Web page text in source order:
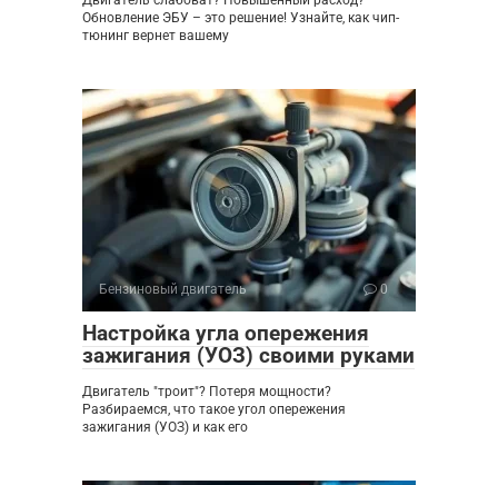
Обновление ЭБУ – это решение! Узнайте, как чип-
тюнинг вернет вашему
Бензиновый двигатель 0
Настройка угла опережения
зажигания (УОЗ) своими руками
Двигатель "троит"? Потеря мощности?
Разбираемся, что такое угол опережения
зажигания (УОЗ) и как его